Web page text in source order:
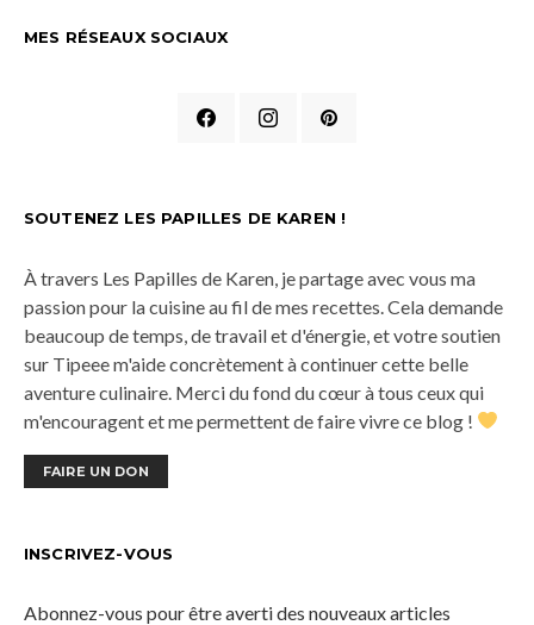
MES RÉSEAUX SOCIAUX
SOUTENEZ LES PAPILLES DE KAREN !
À travers Les Papilles de Karen, je partage avec vous ma
passion pour la cuisine au fil de mes recettes. Cela demande
beaucoup de temps, de travail et d'énergie, et votre soutien
sur Tipeee m'aide concrètement à continuer cette belle
aventure culinaire. Merci du fond du cœur à tous ceux qui
m'encouragent et me permettent de faire vivre ce blog !
FAIRE UN DON
INSCRIVEZ-VOUS
Abonnez-vous pour être averti des nouveaux articles